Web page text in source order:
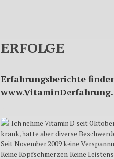
ERFOLGE
Erfahrungsberichte
Ich nehme Vitamin D seit
krank, hatte aber diverse
Seit November 2009 keine
Keine Kopfschmerzen. Keine